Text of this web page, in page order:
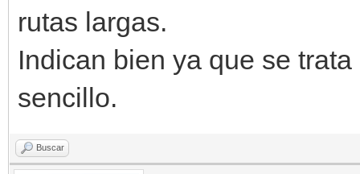
rutas largas.
Indican bien ya que se
sencillo.
Buscar